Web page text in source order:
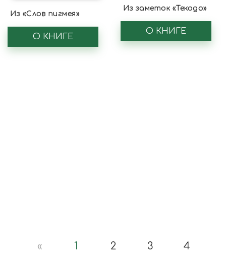
Из «Слов пигмея»
О КНИГЕ
Из заметок «Текодо»
О КНИГЕ
« 1 2 3 4